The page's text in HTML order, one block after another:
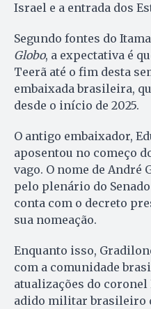
Israel e a entrada dos
Segundo fontes do
Globo, a expectativa é
Teerã até o fim desta
embaixada brasileira,
desde o início de 2025.
O antigo embaixador,
aposentou no começo
vago. O nome de André
pelo plenário do
conta com o decreto
sua nomeação.
Enquanto isso,
com a comunidade
atualizações do coronel
adido militar brasileiro